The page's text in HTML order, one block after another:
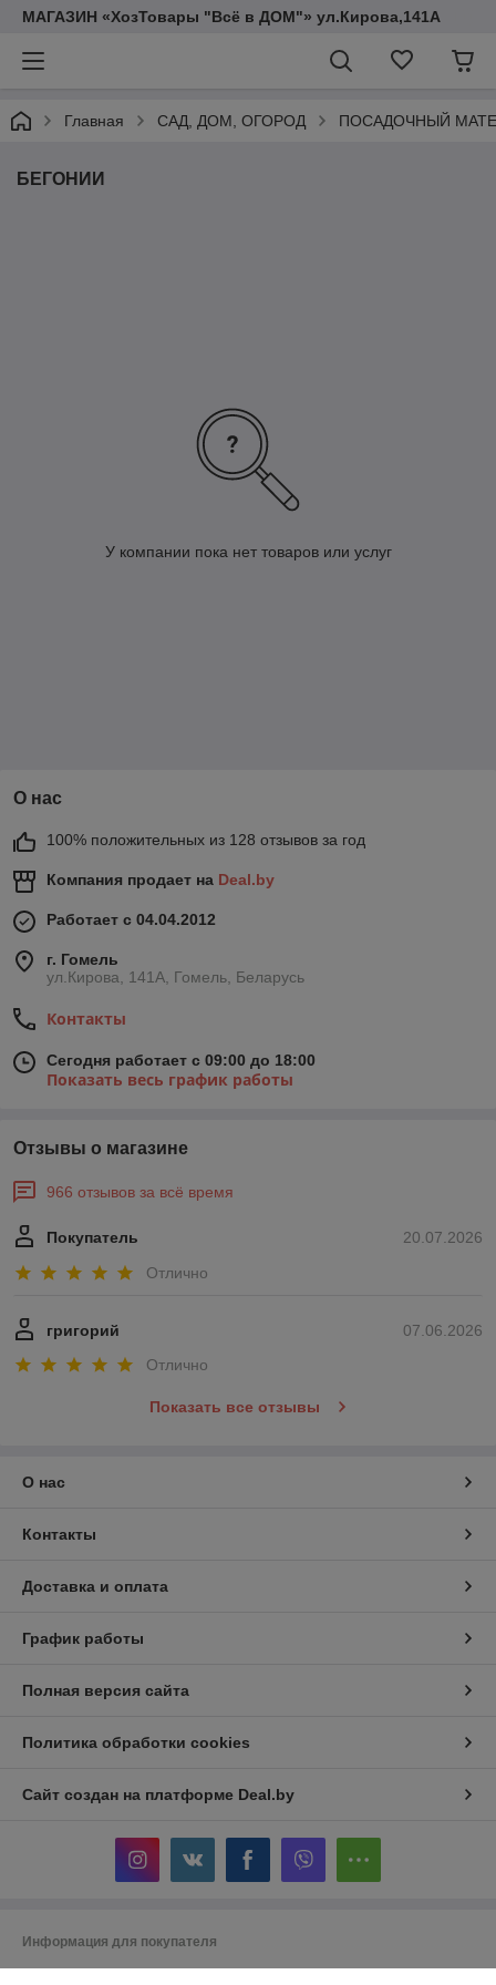
МАГАЗИН «ХозТовары "Всё в ДОМ"» ул.Кирова,141А
Главная САД, ДОМ, ОГОРОД ПОСАДОЧНЫЙ
БЕГОНИИ
У компании пока нет товаров или услуг
О нас
100% положительных из 128 отзывов за год
Компания продает на Deal.by
Работает с 04.04.2012
г. Гомель
ул.Кирова, 141А, Гомель, Беларусь
Контакты
Сегодня работает с 09:00 до 18:00
Показать весь график работы
Отзывы о магазине
966 отзывов за всё время
20.07.2026
Покупатель
Отлично
07.06.2026
григорий
Отлично
Показать все отзывы
О нас
Контакты
Доставка и оплата
График работы
Полная версия сайта
Политика обработки cookies
Сайт создан на платформе Deal.by
Информация для покупателя